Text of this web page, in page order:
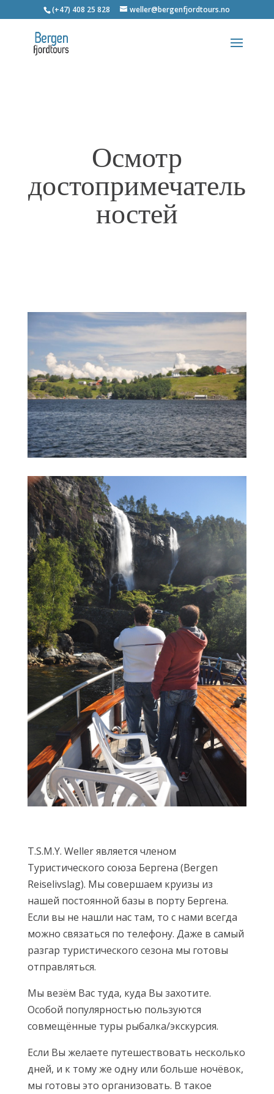
(+47) 408 25 828 weller@bergenfjordtours.no
Осмотр
достопримечатель
ностей
T.S.M.Y. Weller является членом
Туристического союза Бергена (Bergen
Reiselivslag). Мы совершаем круизы из
нашей постоянной базы в порту Бергена.
Если вы не нашли нас там, то с нами всегда
можно связаться по телефону. Даже в самый
разгар туристического сезона мы готовы
отправляться.
Мы везём Вас туда, куда Вы захотите.
Особой популярностью пользуются
совмещённые туры рыбалка/экскурсия.
Если Вы желаете путешествовать несколько
дней, и к тому же одну или больше ночёвок,
мы готовы это организовать. В такое